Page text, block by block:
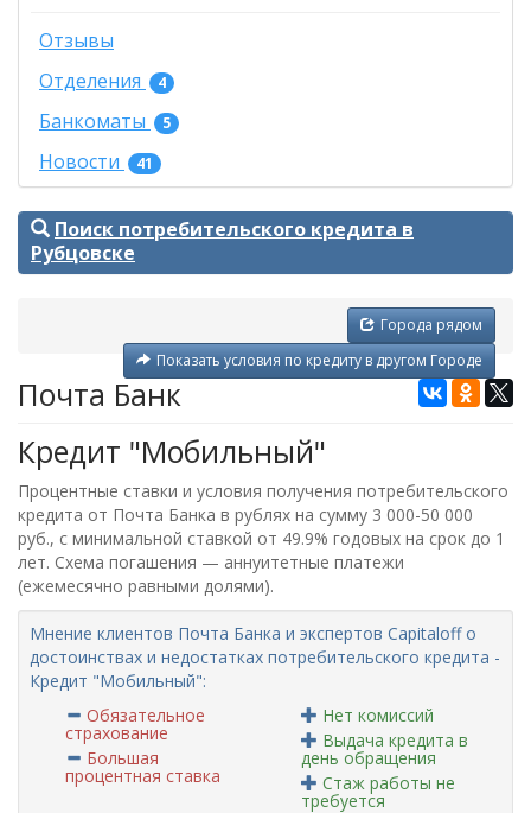
Отзывы
Отделения
4
Банкоматы 5
Новости 41
Поиск потребительского кредита в
Рубцовске
Города рядом
Показать условия по кредиту в другом Городе
Почта Банк
Кредит "Мобильный"
Процентные ставки и условия получения потребительского
кредита от Почта Банка в рублях на сумму 3 000-50 000
руб., с минимальной ставкой от 49.9% годовых на срок до 1
лет. Схема погашения — аннуитетные платежи
(ежемесячно равными долями).
Мнение клиентов Почта Банка и экспертов Capitaloff о
достоинствах и недостатках потребительского кредита -
Кредит "Мобильный":
Обязательное
страхование
Большая
процентная ставка
Нет комиссий
Выдача кредита в
день обращения
Стаж работы не
требуется